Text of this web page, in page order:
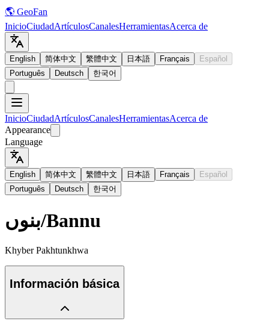
🌎 GeoFan
InicioCiudadArtículosCanalesHerramientasAcerca de
English 简体中文 繁體中文 日本語 Français
Español
Português
Deutsch 한국어
InicioCiudadArtículosCanalesHerramientasAcerca de
Appearance
Language
English 简体中文 繁體中文 日本語 Français
Español
Português
Deutsch 한국어
بنوں/Bannu
Khyber Pakhtunkhwa
Información básica